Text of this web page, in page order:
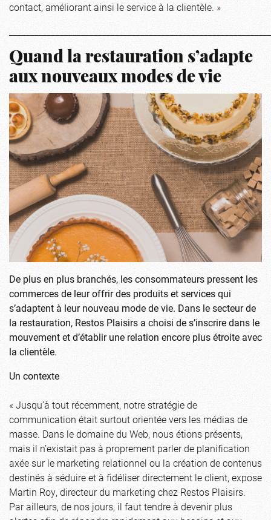
contact, améliorant ainsi le service à la clientèle. »
Quand la restauration s’adapte
aux nouveaux modes de vie
De plus en plus branchés, les consommateurs pressent les
commerces de leur offrir des produits et services qui
s’adaptent à leur nouveau mode de vie. Dans le secteur de
la restauration, Restos Plaisirs a choisi de s’inscrire dans le
mouvement et d’établir une relation encore plus étroite avec
la clientèle.
Un contexte
« Jusqu’à tout récemment, notre stratégie de
communication était surtout orientée vers les médias de
masse. Dans le domaine du Web, nous étions présents,
mais il n’existait pas à proprement parler de planification
axée sur le marketing relationnel ou la création de contenus
destinés à séduire et à fidéliser directement le client, expose
Martin Roy, directeur du marketing chez Restos Plaisirs.
Par ailleurs, de nos jours, il faut tendre à devenir plus